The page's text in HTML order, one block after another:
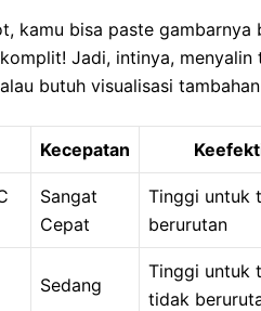
kamu bisa paste
Jadi, intinya,
butuh visualisasi
Kecepatan
Sangat
Cepat
Tinggi untuk
berurutan
Sedang
Tinggi untuk
tidak